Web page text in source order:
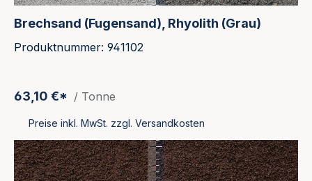
Brechsand (Fugensand), Rhyolith (Grau)
Produktnummer: 941102
63,10 €* / Tonne
Preise inkl. MwSt. zzgl. Versandkosten